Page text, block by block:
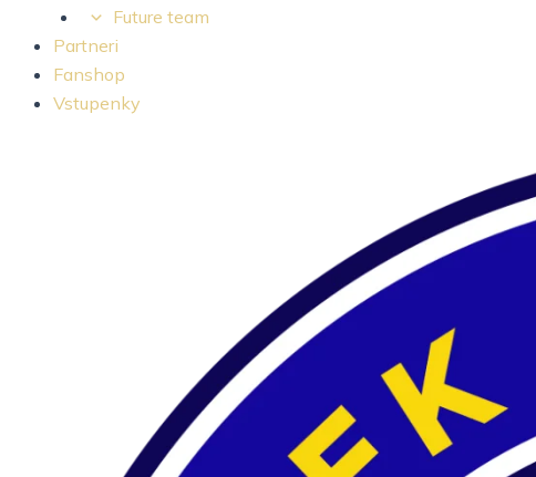
Future team
Partneri
Fanshop
Vstupenky